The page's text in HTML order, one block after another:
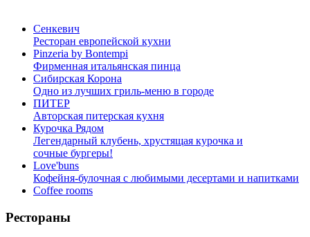
Сенкевич
Ресторан европейской кухни
Pinzeria by Bontempi
Фирменная итальянская пинца
Сибирская Корона
Одно из лучших гриль-меню в городе
ПИТЕР
Авторская питерская кухня
Курочка Рядом
Легендарный клубень, хрустящая курочка и
сочные бургеры!
Love'buns
Кофейня-булочная с любимыми десертами и напитками
Coffee rooms
Рестораны